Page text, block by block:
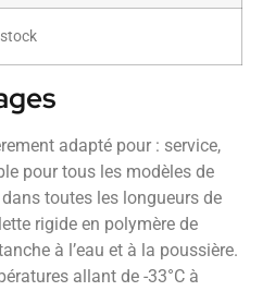
adapté pour : service,
pour tous les modèles de
toutes les longueurs de
rigide en polymère de
à l’eau et à la poussière.
allant de -33°C à